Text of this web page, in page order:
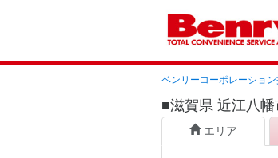
ベンリーコーポレーショ
■滋賀県 近江八
エリア